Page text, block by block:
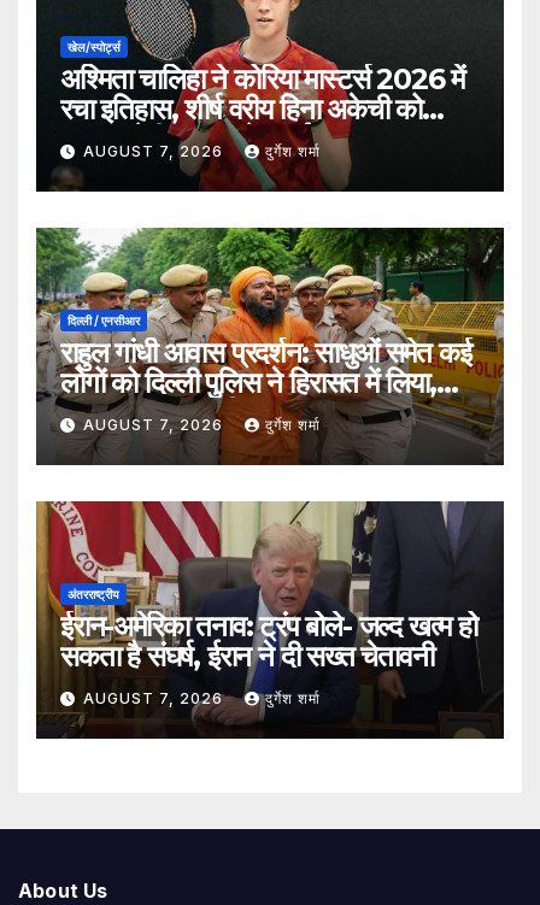
खेल/स्पोर्ट्स
अश्मिता चालिहा ने कोरिया मास्टर्स 2026 में
रचा इतिहास, शीर्ष वरीय हिना अकेची को
हराकर सेमीफाइनल में बनाई जगह
AUGUST 7, 2026 दुर्गेश शर्मा
दिल्ली / एनसीआर
राहुल गांधी आवास प्रदर्शन: साधुओं समेत कई
लोगों को दिल्ली पुलिस ने हिरासत में लिया,
सुरक्षा व्यवस्था कड़ी
AUGUST 7, 2026 दुर्गेश शर्मा
अंतरराष्ट्रीय
ईरान-अमेरिका तनाव: ट्रंप बोले- जल्द खत्म हो
सकता है संघर्ष, ईरान ने दी सख्त चेतावनी
AUGUST 7, 2026 दुर्गेश शर्मा
About Us